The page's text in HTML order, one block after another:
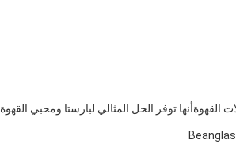
توفر الحل المثالي لبارستا ومحبي القهوة.